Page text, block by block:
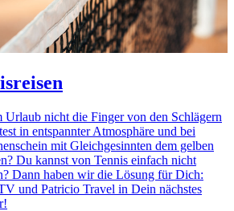
nicht die Finger von den Schlägern
in entspannter Atmosphäre und bei
mit Gleichgesinnten dem gelben
Du kannst von Tennis einfach nicht
Dann haben wir die Lösung für Dich:
und Patricio Travel in Dein nächstes